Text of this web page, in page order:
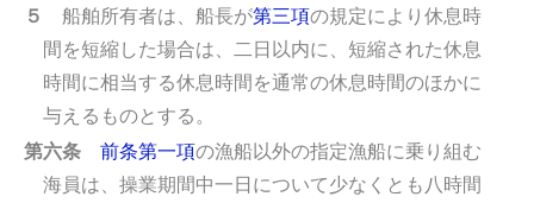
５ 船舶所有者は、船長が第三項の規定により休息時
間を短縮した場合は、二日以内に、短縮された休息
時間に相当する休息時間を通常の休息時間のほかに
与えるものとする。
第六条 前条第一項の漁船以外の指定漁船に乗り組む
海員は、操業期間中一日について少なくとも八時間